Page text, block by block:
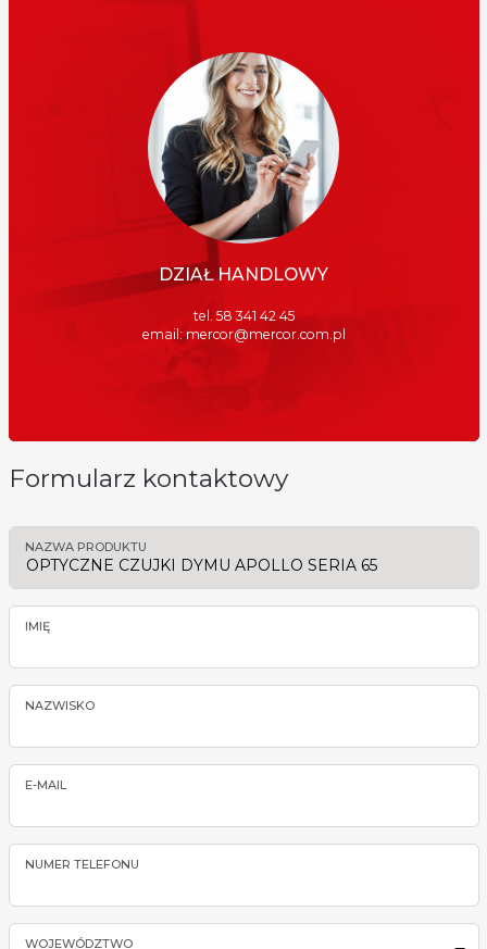
DZIAŁ HANDLOWY
tel. 58 341 42 45
email: mercor@mercor.com.pl
Formularz kontaktowy
NAZWA PRODUKTU
IMIĘ
NAZWISKO
E-MAIL
NUMER TELEFONU
WOJEWÓDZTWO